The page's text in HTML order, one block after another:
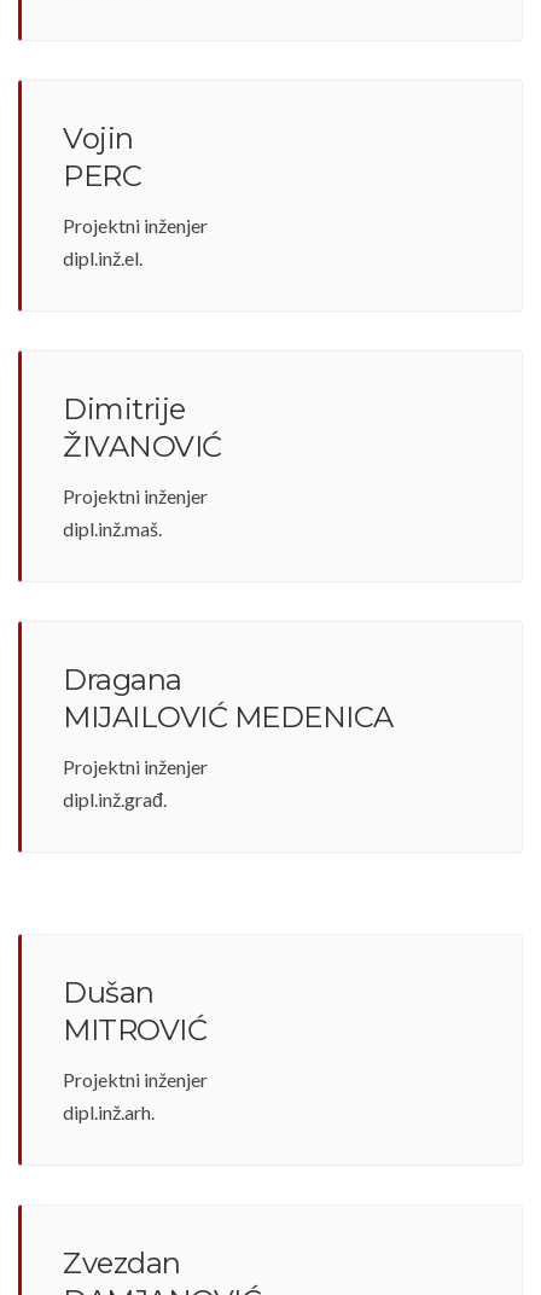
Vojin
PERC
Projektni inženjer
dipl.inž.el.
Dimitrije
ŽIVANOVIĆ
Projektni inženjer
dipl.inž.maš.
Dragana
MIJAILOVIĆ MEDENICA
Projektni inženjer
dipl.inž.građ.
Dušan
MITROVIĆ
Projektni inženjer
dipl.inž.arh.
Zvezdan